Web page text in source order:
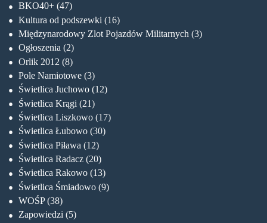
BKO40+ (47)
Kultura od podszewki (16)
Międzynarodowy Zlot Pojazdów Militarnych (3)
Ogłoszenia (2)
Orlik 2012 (8)
Pole Namiotowe (3)
Świetlica Juchowo (12)
Świetlica Krągi (21)
Świetlica Liszkowo (17)
Świetlica Łubowo (30)
Świetlica Piława (12)
Świetlica Radacz (20)
Świetlica Rakowo (13)
Świetlica Śmiadowo (9)
WOŚP(38)
Zapowiedzi (5)